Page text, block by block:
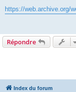
s
s
https://web.archive.org/
Répondre
Index du forum